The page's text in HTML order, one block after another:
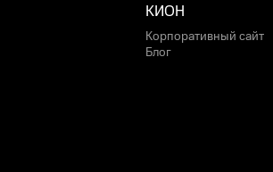
КИОН
Корпоративный сайт
Блог